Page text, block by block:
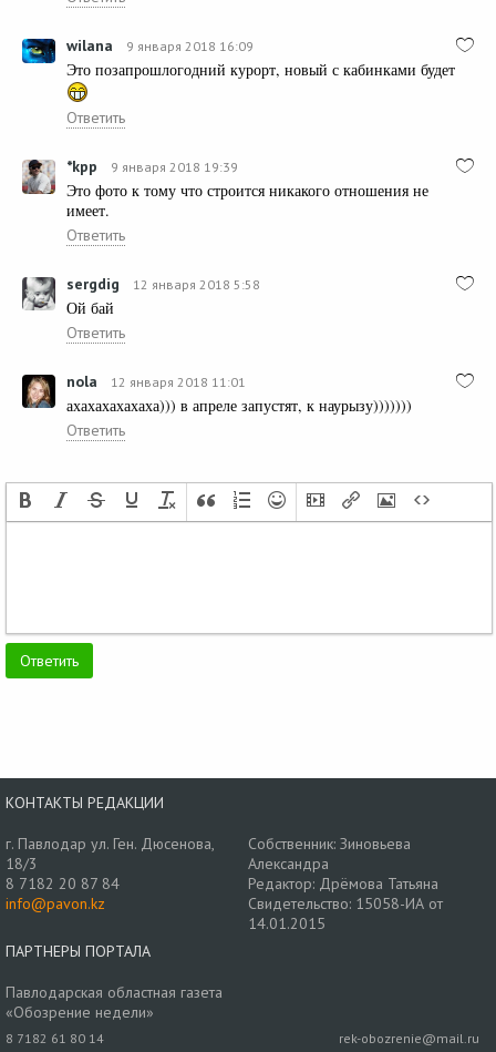
wilana 9 января 2018 16:09
Это позапрошлогодний курорт, новый с кабинками будет
Ответить
*kpp 9 января 2018 19:39
Это фото к тому что строится никакого отношения не
имеет.
Ответить
sergdig 12 января 2018 5:58
Ой бай
Ответить
nola 12 января 2018 11:01
ахахахахахаха))) в апреле запустят, к наурызу)))))))
Ответить
КОНТАКТЫ РЕДАКЦИИ
г. Павлодар ул. Ген. Дюсенова,
18/3
8 7182 20 87 84
info@pavon.kz
Собственник: Зиновьева
Александра
Редактор: Дрёмова Татьяна
Свидетельство: 15058-ИА от
14.01.2015
ПАРТНЕРЫ ПОРТАЛА
Павлодарская областная газета
«Обозрение недели»
8 7182 61 80 14 rek-obozrenie@mail.ru